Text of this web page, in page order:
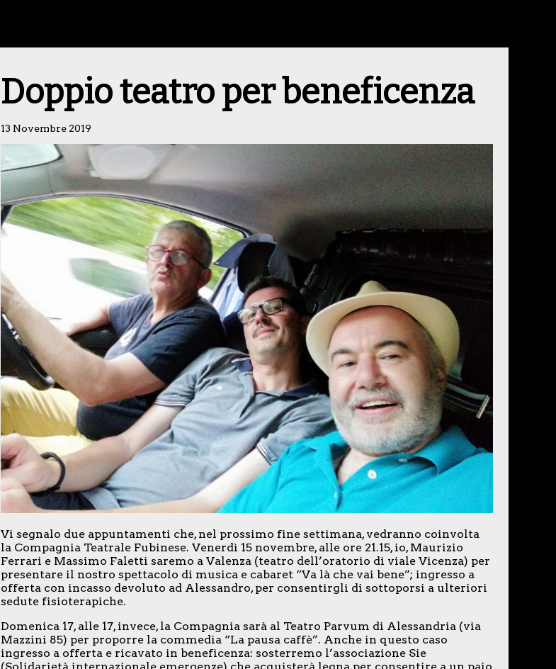
Doppio teatro per beneficenza
13 Novembre 2019
Vi segnalo due appuntamenti che, nel prossimo fine settimana, vedranno coinvolta
la Compagnia Teatrale Fubinese. Venerdì 15 novembre, alle ore 21.15, io, Maurizio
Ferrari e Massimo Faletti saremo a Valenza (teatro dell’oratorio di viale Vicenza) per
presentare il nostro spettacolo di musica e cabaret “Va là che vai bene”; ingresso a
offerta con incasso devoluto ad Alessandro, per consentirgli di sottoporsi a ulteriori
sedute fisioterapiche.
Domenica 17, alle 17, invece, la Compagnia sarà al Teatro Parvum di Alessandria (via
Mazzini 85) per proporre la commedia “La pausa caffè”. Anche in questo caso
ingresso a offerta e ricavato in beneficenza: sosterremo l’associazione Sie